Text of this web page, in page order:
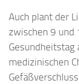
Auch plant der
zwischen 9 und
medizinischen